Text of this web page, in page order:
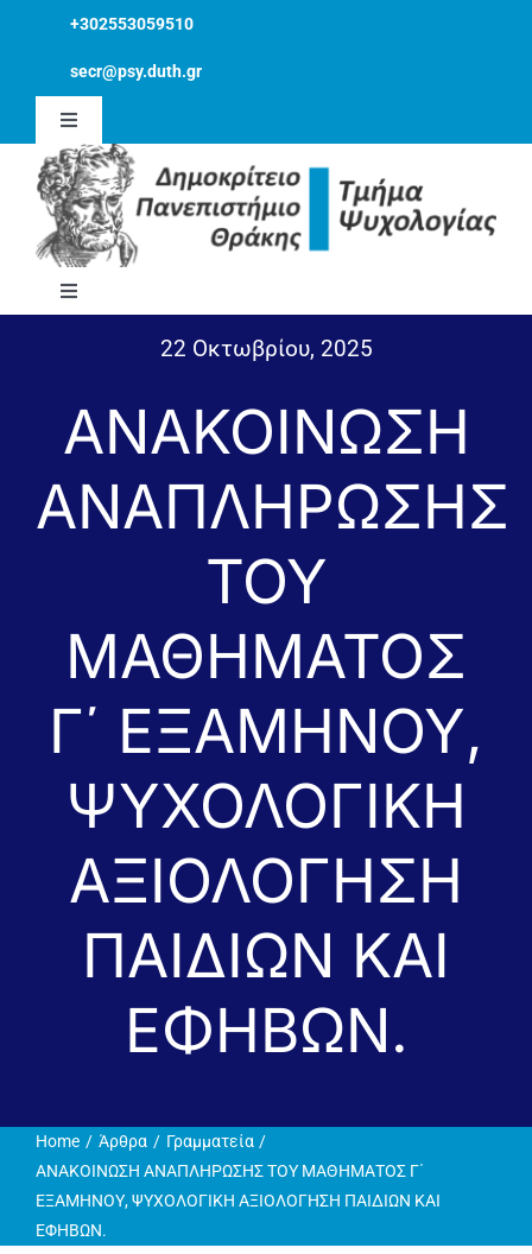
content
+302553059510
secr@psy.duth.gr
Toggle
Navigation
Εκδηλώσεις
Ανακοινώσεις
Toggle
Ανθρώπινο Δυναμικό
Φοιτητικά
Έρευνα
Επικοινωνία
22 Οκτωβρίου, 2025
ΑΝΑΚΟΙΝΩΣΗ
ΑΝΑΠΛΗΡΩΣΗΣ
ΤΟΥ
ΜΑΘΗΜΑΤΟΣ
Γ΄ ΕΞΑΜΗΝΟΥ,
ΨΥΧΟΛΟΓΙΚΗ
ΑΞΙΟΛΟΓΗΣΗ
ΠΑΙΔΙΩΝ ΚΑΙ
ΕΦΗΒΩΝ.
Home Άρθρα
Γραμματεία
ΑΝΑΚΟΙΝΩΣΗ ΑΝΑΠΛΗΡΩΣΗΣ ΤΟΥ ΜΑΘΗΜΑΤΟΣ Γ΄
ΕΞΑΜΗΝΟΥ, ΨΥΧΟΛΟΓΙΚΗ ΑΞΙΟΛΟΓΗΣΗ ΠΑΙΔΙΩΝ ΚΑΙ
ΕΦΗΒΩΝ.